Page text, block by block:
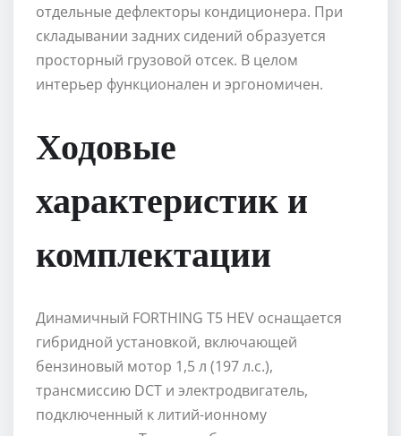
отдельные дефлекторы кондиционера. При
складывании задних сидений образуется
просторный грузовой отсек. В целом
интерьер функционален и эргономичен.
Ходовые
характеристик и
комплектации
Динамичный FORTHING T5 HEV оснащается
гибридной установкой, включающей
бензиновый мотор 1,5 л (197 л.с.),
трансмиссию DCT и электродвигатель,
подключенный к литий-ионному